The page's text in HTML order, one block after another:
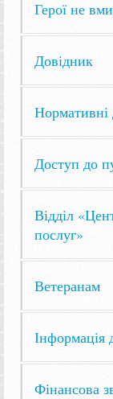
Герої не
Довідник
Доступ до
Відділ
послуг»
Ветеранам
Фінансова